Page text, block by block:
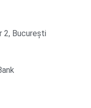
2, București